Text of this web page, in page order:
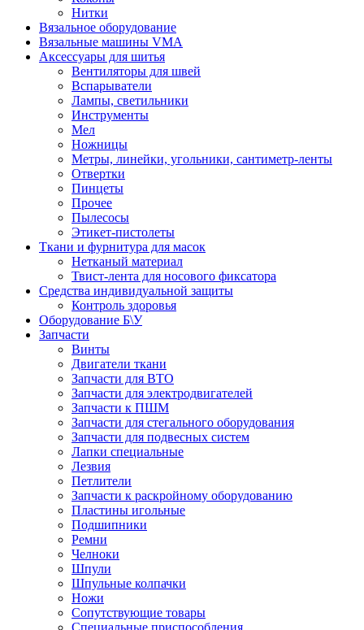
Нитки
Вязальное оборудование
Вязальные машины VMA
Аксессуары для шитья
Вентиляторы для швей
Вспарыватели
Лампы, светильники
Инструменты
Мел
Ножницы
Метры, линейки, угольники, сантиметр-ленты
Отвертки
Пинцеты
Прочее
Пылесосы
Этикет-пистолеты
Ткани и фурнитура для масок
Нетканый материал
Твист-лента для носового фиксатора
Средства индивидуальной защиты
Контроль здоровья
Оборудование Б\У
Запчасти
Винты
Двигатели ткани
Запчасти для ВТО
Запчасти для электродвигателей
Запчасти к ПШМ
Запчасти для стегального оборудования
Запчасти для подвесных систем
Лапки специальные
Лезвия
Петлители
Запчасти к раскройному оборудованию
Пластины игольные
Подшипники
Ремни
Челноки
Шпули
Шпульные колпачки
Ножи
Сопутствующие товары